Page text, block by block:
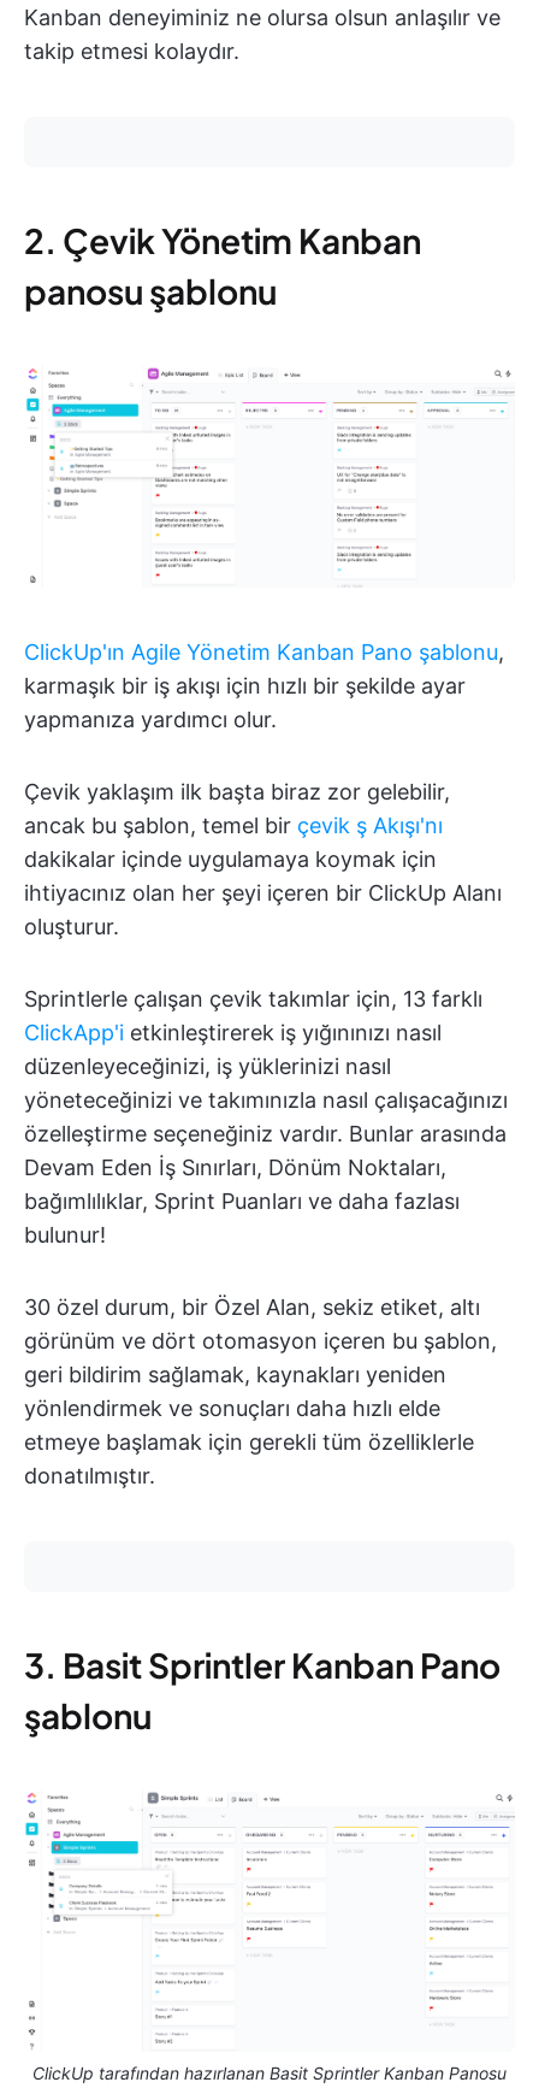
Kanban deneyiminiz ne olursa olsun anlaşılır ve
takip etmesi kolaydır.
2. Çevik Yönetim Kanban
panosu şablonu
ClickUp'ın Agile Yönetim Kanban Pano şablonu,
karmaşık bir iş akışı için hızlı bir şekilde ayar
yapmanıza yardımcı olur.
Çevik yaklaşım ilk başta biraz zor gelebilir,
ancak bu şablon, temel bir çevik ş Akışı'nı
dakikalar içinde uygulamaya koymak için
ihtiyacınız olan her şeyi içeren bir ClickUp Alanı
oluşturur.
Sprintlerle çalışan çevik takımlar için, 13 farklı
ClickApp'i etkinleştirerek iş yığınınızı nasıl
düzenleyeceğinizi, iş yüklerinizi nasıl
yöneteceğinizi ve takımınızla nasıl çalışacağınızı
özelleştirme seçeneğiniz vardır. Bunlar arasında
Devam Eden İş Sınırları, Dönüm Noktaları,
bağımlılıklar, Sprint Puanları ve daha fazlası
bulunur!
30 özel durum, bir Özel Alan, sekiz etiket, altı
görünüm ve dört otomasyon içeren bu şablon,
geri bildirim sağlamak, kaynakları yeniden
yönlendirmek ve sonuçları daha hızlı elde
etmeye başlamak için gerekli tüm özelliklerle
donatılmıştır.
3. Basit Sprintler Kanban Pano
şablonu
ClickUp tarafından hazırlanan Basit Sprintler Kanban Panosu